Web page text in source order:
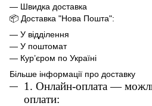
— Швидка доставка
📦 Доставка "Нова Пошта":
— У відділення
— У поштомат
— Кур’єром по Україні
Більше інформації про доставку
1. Онлайн-оплата —
оплати: